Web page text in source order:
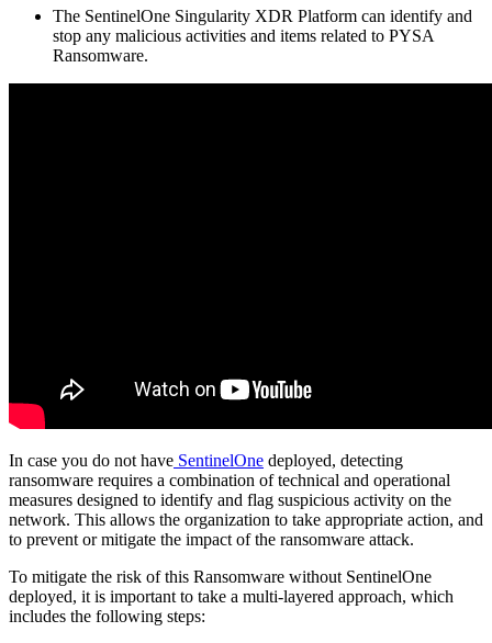
The SentinelOne Singularity XDR Platform can identify and
stop any malicious activities and items related to PYSA
Ransomware.
In case you do not have SentinelOne deployed, detecting
ransomware requires a combination of technical and operational
measures designed to identify and flag suspicious activity on the
network. This allows the organization to take appropriate action, and
to prevent or mitigate the impact of the ransomware attack.
To mitigate the risk of this Ransomware without SentinelOne
deployed, it is important to take a multi-layered approach, which
includes the following steps: